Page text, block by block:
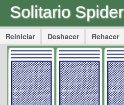
Solitario Spider
Reiniciar Deshacer Rehacer